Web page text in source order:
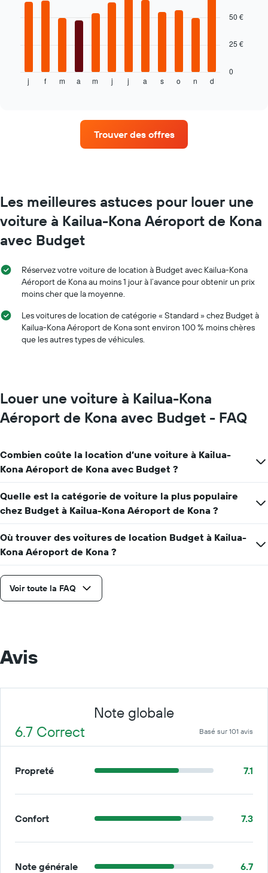
réservation
axe
le
1
Y
prix
moyen
voiture
de
location
dessous
indique
le
graphique,
axe
indiquent
les
mois
de
l'année
Sur
graphique,
le
prix
moyen
de
location
pour
une
j f m a m j j a s o n d
0
25 €
50 €
Trouver des offres
Les meilleures astuces pour louer une
voiture à Kailua-Kona Aéroport de Kona
avec Budget
Réservez votre voiture de location à Budget avec Kailua-Kona
Aéroport de Kona au moins 1 jour à l’avance pour obtenir un prix
moins cher que la moyenne.
Les voitures de location de catégorie « Standard » chez Budget à
Kailua-Kona Aéroport de Kona sont environ 100 % moins chères
que les autres types de véhicules.
Louer une voiture à Kailua-Kona
Aéroport de Kona avec Budget - FAQ
Combien coûte la location d’une voiture à Kailua-
Kona Aéroport de Kona avec Budget ?
Quelle est la catégorie de voiture la plus populaire
chez Budget à Kailua-Kona Aéroport de Kona ?
Où trouver des voitures de location Budget à Kailua-
Kona Aéroport de Kona ?
Voir toute la FAQ
Avis
Note globale
6.7 Correct
Basé sur 101 avis
Propreté 7.1
Confort 7.3
Note générale 6.7